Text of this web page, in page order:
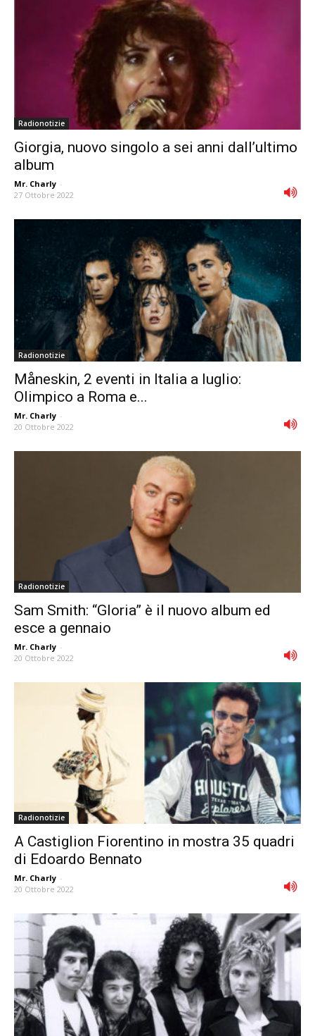
Radionotizie
Giorgia, nuovo singolo a sei anni dall’ultimo
album
Mr. Charly -
27 Ottobre 2022
Radionotizie
Måneskin, 2 eventi in Italia a luglio:
Olimpico a Roma e...
Mr. Charly -
20 Ottobre 2022
Radionotizie
Sam Smith: “Gloria” è il nuovo album ed
esce a gennaio
Mr. Charly -
20 Ottobre 2022
Radionotizie
A Castiglion Fiorentino in mostra 35 quadri
di Edoardo Bennato
Mr. Charly -
20 Ottobre 2022